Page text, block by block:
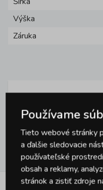
Výška
Záruka
Používame
Tieto webové stránky
a ďalšie sledovacie
používateľské
obsah a reklamy,
stránok a zistiť zdroje